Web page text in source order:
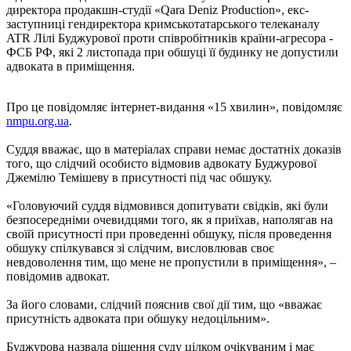
директора продакшн-студії «Qara Deniz Production», екс-
заступниці гендиректора кримськотатарського телеканалу
ATR Лілі Буджурової проти співробітників країни-агресора -
ФСБ РФ, які 2 листопада при обшуці її будинку не допустили
адвоката в приміщення.
Про це повідомляє інтернет-видання «15 хвилин», повідомляє
nmpu.org.ua.
Суддя вважає, що в матеріалах справи немає достатніх доказів
того, що слідчий особисто відмовив адвокату Буджурової
Джемілю Темішеву в присутності під час обшуку.
«Головуючий суддя відмовився допитувати свідків, які були
безпосередніми очевидцями того, як я приїхав, наполягав на
своїй присутності при проведенні обшуку, після проведення
обшуку спілкувався зі слідчим, висловлював своє
невдоволення тим, що мене не пропустили в приміщення», –
повідомив адвокат.
За його словами, слідчий пояснив свої дії тим, що «вважає
присутність адвоката при обшуку недоцільним».
Буджурова назвала рішення суду цілком очікуваним і має